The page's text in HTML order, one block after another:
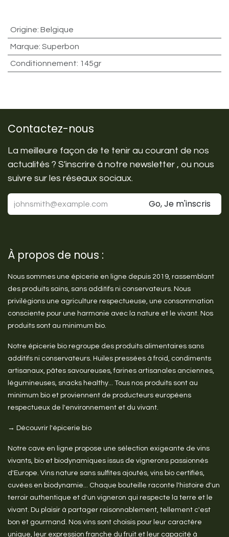
Origine: Belgique
Marque: Superbon
Conditionnement: 145gr
Contactez-nous
La meilleure façon de te tenir au courant de nos
actualités ? S'inscrire à notre newsletter , ou nous
suivre sur les réseaux sociaux.
Go, Je m'inscris
À propos de nous :
Nous sommes une épicerie en ligne depuis 2019, rassemblant
des produits sains, sans additifs ni conservateurs. Nous
privilégions une agriculture respectueuse, une consommation
consciente pour une harmonie avec la nature et le vivant. Nos
produits sont au minimum bio.
Notre épicerie bio regroupe des produits alimentaires sans
additifs ni conservateurs. Huiles pressées à froid, condiments
artisanaux, pâtes savoureuses, farines artisanales anciennes,
légumineuses, snacks healthy... Tous nos produits sont au
minimum bio et proviennent de producteurs européens
respectueux de l'environnement et du vivant.
→ Découvrir l'épicerie bio
Notre cave en ligne propose une sélection exigeante de vins
vivants, bio et biodynamiques issus de vignerons passionnés
d'Europe. Vins nature sans sulfites ajoutés, vins bio certifiés,
cuvées en biodynamie... Chaque bouteille raconte l'histoire d'un
terroir authentique et d'un vigneron qui respecte la terre et le
vivant. Du plaisir à partager raisonnablement, tellement c'est
bon et gourmand. Nos vins sont choisis pour leur caractère
unique, leur expression franche du fruit et leur capacité à